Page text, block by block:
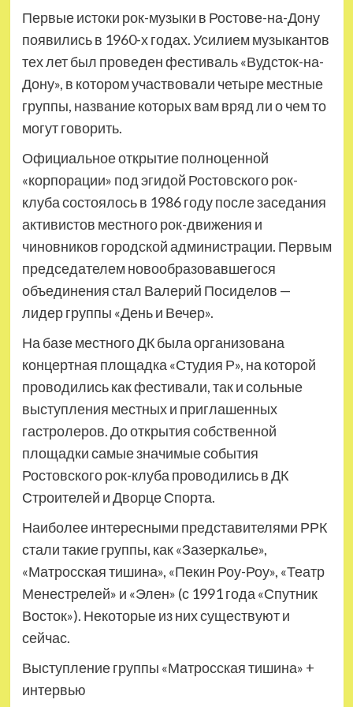
Первые истоки рок-музыки в Ростове-на-Дону
появились в 1960-х годах. Усилием музыкантов
тех лет был проведен фестиваль «Вудсток-на-
Дону», в котором участвовали четыре местные
группы, название которых вам вряд ли о чем то
могут говорить.
Официальное открытие полноценной
«корпорации» под эгидой Ростовского рок-
клуба состоялось в 1986 году после заседания
активистов местного рок-движения и
чиновников городской администрации. Первым
председателем новообразовавшегося
объединения стал Валерий Посиделов —
лидер группы «День и Вечер».
На базе местного ДК была организована
концертная площадка «Студия Р», на которой
проводились как фестивали, так и сольные
выступления местных и приглашенных
гастролеров. До открытия собственной
площадки самые значимые события
Ростовского рок-клуба проводились в ДК
Строителей и Дворце Спорта.
Наиболее интересными представителями РРК
стали такие группы, как «Зазеркалье»,
«Матросская тишина», «Пекин Роу-Роу», «Театр
Менестрелей» и «Элен» (с 1991 года «Спутник
Восток»). Некоторые из них существуют и
сейчас.
Выступление группы «Матросская тишина» +
интервью